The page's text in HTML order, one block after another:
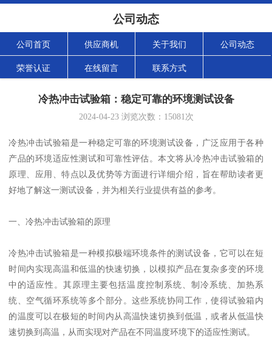
公司动态
公司首页 供应商机 关于我们 公司动态
荣誉认证 在线留言 联系方式
冷热冲击试验箱：稳定可靠的环境测试设备
2024-04-23浏览次数： 15081次
冷热冲击试验箱是一种稳定可靠的环境测试设备，广泛应用于各种
产品的环境适应性测试和可靠性评估。本文将从冷热冲击试验箱的
原理、应用、特点以及优势等方面进行详细介绍，旨在帮助读者更
好地了解这一测试设备，并为相关行业提供有益的参考。
一、冷热冲击试验箱的原理
冷热冲击试验箱是一种模拟极端环境条件的测试设备，它可以在短
时间内实现高温和低温的快速切换，以模拟产品在复杂多变的环境
中的适应性。其原理主要包括温度控制系统、制冷系统、加热系
统、空气循环系统等多个部分。这些系统协同工作，使得试验箱内
的温度可以在极短的时间内从高温快速切换到低温，或者从低温快
速切换到高温，从而实现对产品在不同温度环境下的适应性测试。